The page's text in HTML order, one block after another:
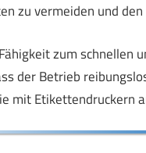
zu vermeiden und
zum schnellen
der Betrieb
mit Etikettendruckern